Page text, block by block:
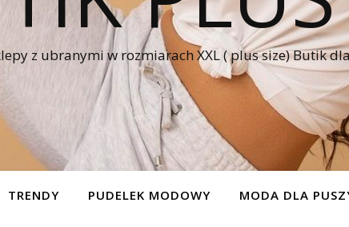
z ubranymi w rozmiarach XXL ( plus size) Butik
TRENDY PUDELEK MODOWY MODA DLA